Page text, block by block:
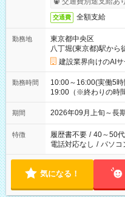
交通費 全額支給
勤務地
東京都中央区
八丁堀(東京都)駅から
建設業界向けのAI
勤務時間
10:00～16:00(実働5
19:00（※終わりの時
期間 2026年09月上旬～長
特徴 履歴書不要 / 40～50
電話対応なし / パソコ
気になる！